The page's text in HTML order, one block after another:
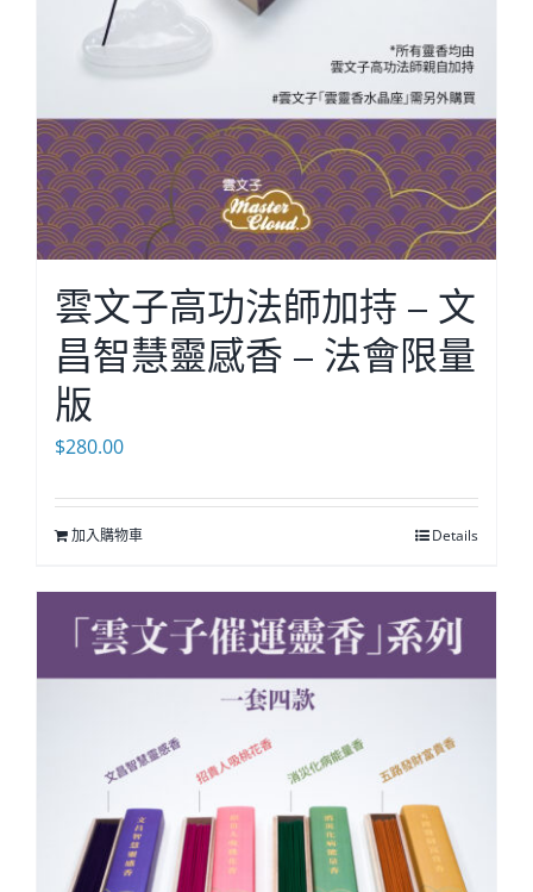
雲文子高功法師加持 – 文
昌智慧靈感香 – 法會限量
版
$280.00
加入購物車 Details